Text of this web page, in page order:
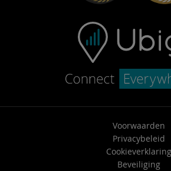
Voorwaarden
Privacybeleid
Cookieverklaring
Beveiliging